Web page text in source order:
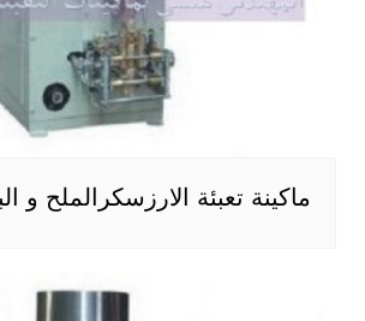
ماكينة تعبئة الارزسكرالملح و